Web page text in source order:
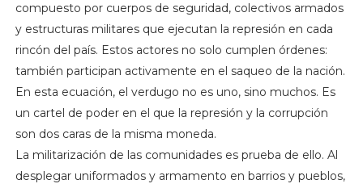
compuesto por cuerpos de seguridad, colectivos armados
y estructuras militares que ejecutan la represión en cada
rincón del país. Estos actores no solo cumplen órdenes:
también participan activamente en el saqueo de la nación.
En esta ecuación, el verdugo no es uno, sino muchos. Es
un cartel de poder en el que la represión y la corrupción
son dos caras de la misma moneda.
La militarización de las comunidades es prueba de ello. Al
desplegar uniformados y armamento en barrios y pueblos,